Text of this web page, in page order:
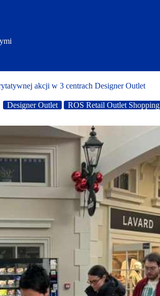
akcji w 3 centrach Designer Outlet
Designer Outlet ROS Retail Outlet Shopping